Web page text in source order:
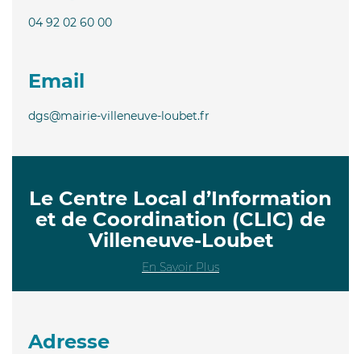
04 92 02 60 00
Email
dgs@mairie-villeneuve-loubet.fr
Le Centre Local d’Information
et de Coordination (CLIC) de
Villeneuve-Loubet
En Savoir Plus
Adresse